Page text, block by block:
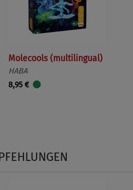
Molecools (multilingual)
HABA
8,95 €